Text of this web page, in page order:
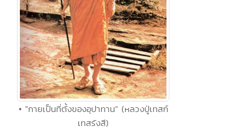
• "กายเป็นที่ตั้งของอุปาทาน" (หลวงปู่เทสก์
เทสรังสี)